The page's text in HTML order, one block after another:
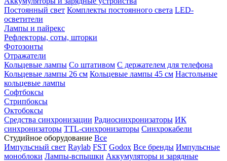
Постоянный свет Комплекты постоянного света LED-
осветители
Лампы и пайрекс
Рефлекторы, соты, шторки
Фотозонты
Отражатели
Кольцевые лампы Со штативом С держателем для телефона
Кольцевые лампы 26 см Кольцевые лампы 45 см Настольные
кольцевые лампы
Софтбоксы
Стрипбоксы
Октобоксы
Средства синхронизации Радиосинхронизаторы ИК
синхронизаторы TTL-синхронизаторы Синхрокабели
Студийное оборудование Все
Импульсный свет Raylab FST Godox Все бренды Импульсные
моноблоки Лампы-вспышки Аккумуляторы и зарядные